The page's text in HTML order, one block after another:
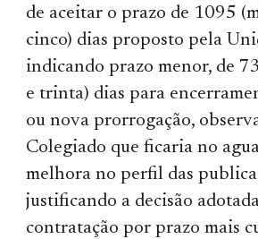
de aceitar o prazo de 1095
cinco) dias proposto pela
indicando prazo menor, de
e trinta) dias para
ou nova prorrogação,
Colegiado que ficaria no
melhora no perfil das
justificando a decisão
contratação por prazo mais